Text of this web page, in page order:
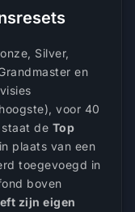
Silver,
en
voor 40
de Top
plaats van een
toegevoegd in
boven
zijn eigen